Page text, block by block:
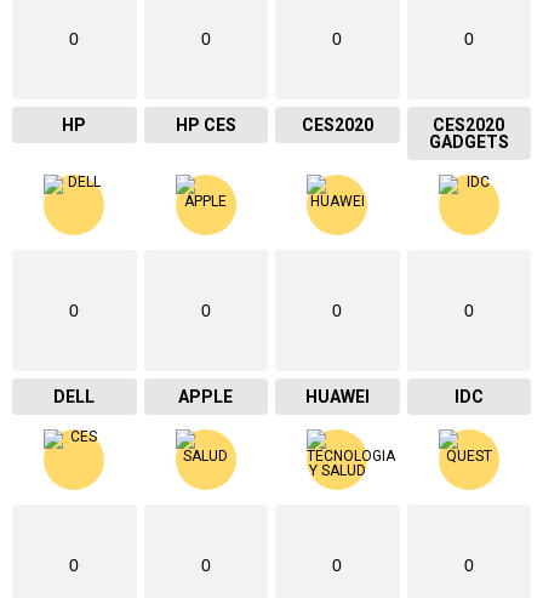
0
HP
0
HP CES
0
CES2020
0
CES2020
GADGETS
0
DELL
0
APPLE
0
HUAWEI
0
IDC
0 0 0 0